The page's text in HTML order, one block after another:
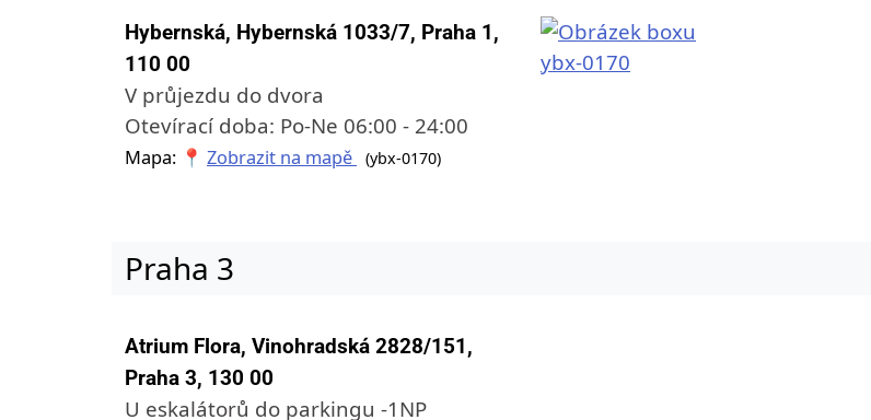
Hybernská, Hybernská 1033/7, Praha 1,
110 00
V průjezdu do dvora
Otevírací doba: Po-Ne 06:00 - 24:00
Mapa: 📍 Zobrazit na mapě (ybx-0170)
Praha 3
Atrium Flora, Vinohradská 2828/151,
Praha 3, 130 00
U eskalátorů do parkingu -1NP